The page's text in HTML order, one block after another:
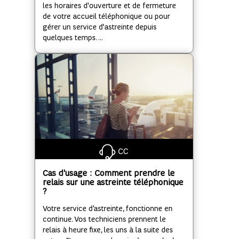
les horaires d'ouverture et de fermeture
de votre accueil téléphonique ou pour
gérer un service d'astreinte depuis
quelques temps. ...
CC
Cas d'usage : Comment prendre le
relais sur une astreinte téléphonique
?
Votre service d’astreinte, fonctionne en
continue. Vos techniciens prennent le
relais à heure fixe, les uns à la suite des